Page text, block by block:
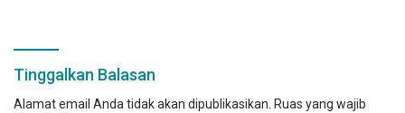
Tinggalkan Balasan
Alamat email Anda tidak akan dipublikasikan. Ruas yang wajib